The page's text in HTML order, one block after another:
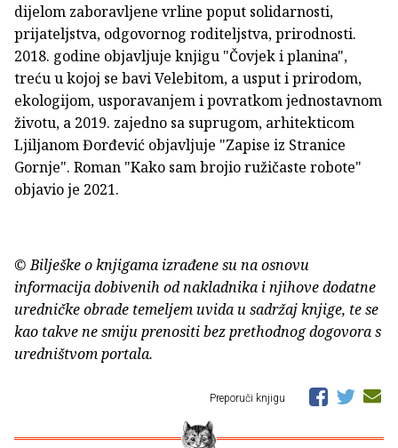
dijelom zaboravljene vrline poput solidarnosti,
prijateljstva, odgovornog roditeljstva, prirodnosti.
2018. godine objavljuje knjigu "Čovjek i planina",
treću u kojoj se bavi Velebitom, a usput i prirodom,
ekologijom, usporavanjem i povratkom jednostavnom
životu, a 2019. zajedno sa suprugom, arhitekticom
Ljiljanom Đorđević objavljuje "Zapise iz Stranice
Gornje". Roman "Kako sam brojio ružičaste robote"
objavio je 2021.
© Bilješke o knjigama izrađene su na osnovu
informacija dobivenih od nakladnika i njihove dodatne
uredničke obrade temeljem uvida u sadržaj knjige, te se
kao takve ne smiju prenositi bez prethodnog dogovora s
uredništvom portala.
Preporuči knjigu